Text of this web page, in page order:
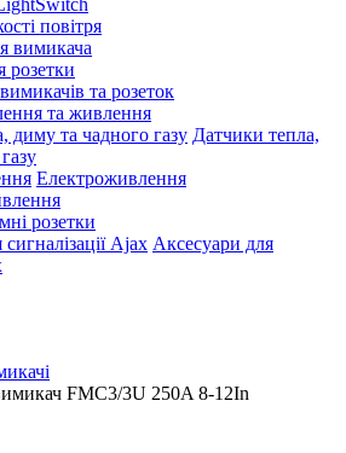
повітря
вимикача
розетки
та розеток
та живлення
Датчики тепла,
Електроживлення
розетки
Аксесуари для
FMC3/3U 250A 8-12In